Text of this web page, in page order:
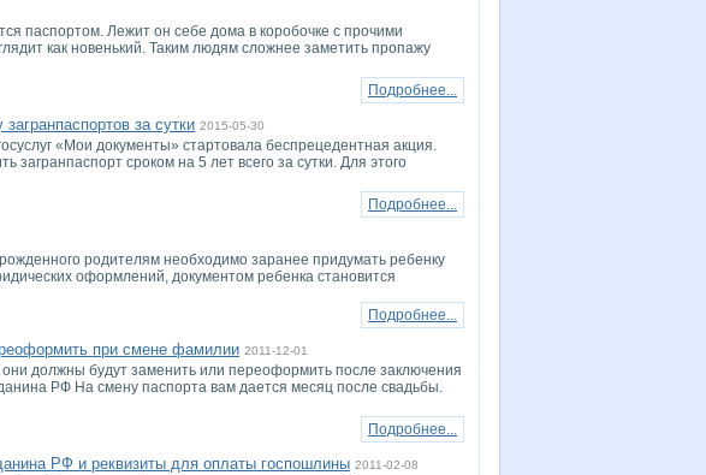
паспортом. Лежит он себе дома в коробочке с прочими
как новенький. Таким людям сложнее заметить пропажу
Подробнее...
за сутки 2015-05-30
«Мои документы» стартовала беспрецедентная акция.
загранпаспорт сроком на 5 лет всего за сутки. Для этого
Подробнее...
родителям необходимо заранее придумать ребенку
оформлений, документом ребенка становится
Подробнее...
при смене фамилии 2011-12-01
они должны будут заменить или переоформить после заключения
РФ На смену паспорта вам дается месяц после свадьбы.
Подробнее...
РФ и реквизиты для оплаты госпошлины 2011-02-08